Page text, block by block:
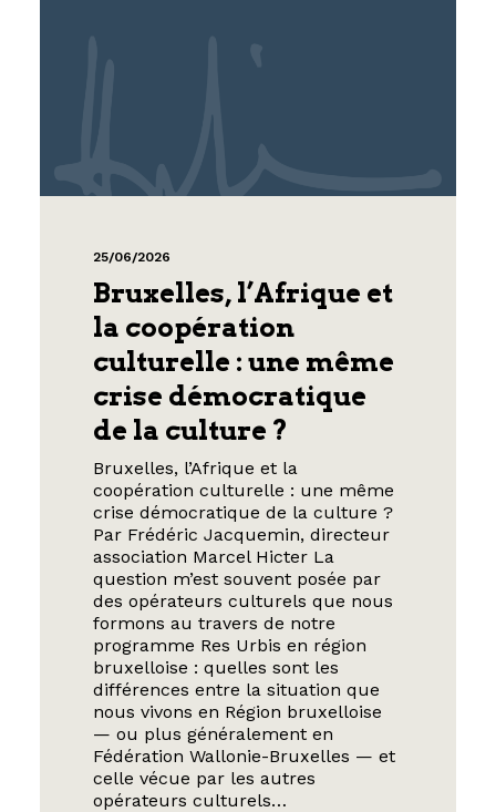
25/06/2026
Bruxelles, l’Afrique et
la coopération
culturelle : une même
crise démocratique
de la culture ?
Bruxelles, l’Afrique et la
coopération culturelle : une même
crise démocratique de la culture ?
Par Frédéric Jacquemin, directeur
association Marcel Hicter La
question m’est souvent posée par
des opérateurs culturels que nous
formons au travers de notre
programme Res Urbis en région
bruxelloise : quelles sont les
différences entre la situation que
nous vivons en Région bruxelloise
— ou plus généralement en
Fédération Wallonie-Bruxelles — et
celle vécue par les autres
opérateurs culturels…